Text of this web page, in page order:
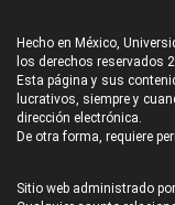
Hecho en México,
los derechos reservados
Esta página y sus
lucrativos, siempre y
dirección electrónica.
De otra forma, requiere
Sitio web administrado